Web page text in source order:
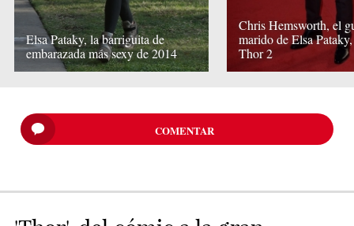
Elsa Pataky, la barriguita de
embarazada más sexy de 2014
Chris Hemsworth, el
marido de Elsa
Thor 2
COMENTAR